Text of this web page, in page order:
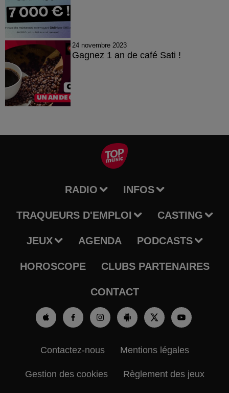
24 novembre 2023
Gagnez 1 an de café Sati !
RADIO INFOS
TRAQUEURS D'EMPLOI CASTING
JEUX AGENDA PODCASTS
HOROSCOPE CLUBS PARTENAIRES
CONTACT
Contactez-nous Mentions légales
Gestion des cookies Règlement des jeux